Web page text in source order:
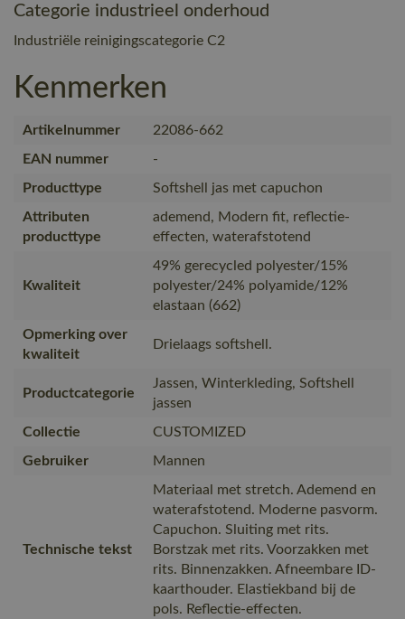
Categorie industrieel onderhoud
Industriële reinigingscategorie C2
Kenmerken
Artikelnummer
22086-662
EAN nummer
-
Producttype
Softshell jas met capuchon
Attributen
producttype
ademend, Modern fit, reflectie-
effecten, waterafstotend
Kwaliteit
49% gerecycled polyester/15%
polyester/24% polyamide/12%
elastaan (662)
Opmerking over
kwaliteit
Drielaags softshell.
Productcategorie
Jassen, Winterkleding, Softshell
jassen
Collectie
CUSTOMIZED
Gebruiker
Mannen
Technische tekst
Materiaal met stretch. Ademend en
waterafstotend. Moderne pasvorm.
Capuchon. Sluiting met rits.
Borstzak met rits. Voorzakken met
rits. Binnenzakken. Afneembare ID-
kaarthouder. Elastiekband bij de
pols. Reflectie-effecten.